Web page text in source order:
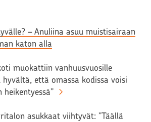
– Anuliina asuu muistisairaan
katon alla
muokattiin vanhuusvuosille
hyvältä, että omassa kodissa voisi
asukkaat viihtyvät: ”Täällä